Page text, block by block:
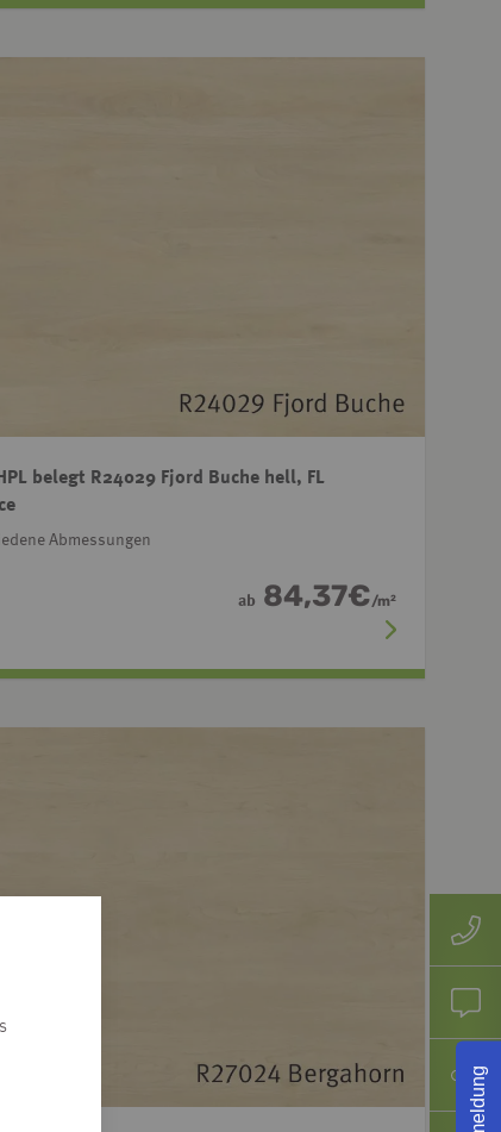
belegt R24029 Fjord Buche hell, FL
Abmessungen
ab 84,37€/m2